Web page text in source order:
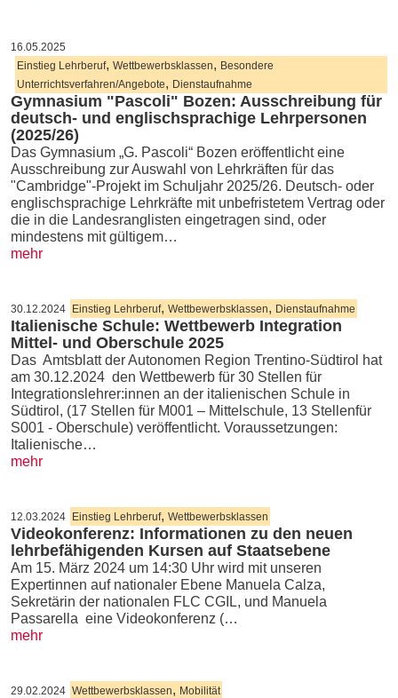
16.05.2025
Einstieg Lehrberuf, Wettbewerbsklassen, Besondere
Unterrichtsverfahren/Angebote, Dienstaufnahme
Gymnasium "Pascoli" Bozen: Ausschreibung für
deutsch- und englischsprachige Lehrpersonen
(2025/26)
Das Gymnasium „G. Pascoli“ Bozen eröffentlicht eine
Ausschreibung zur Auswahl von Lehrkräften für das
"Cambridge"-Projekt im Schuljahr 2025/26. Deutsch- oder
englischsprachige Lehrkräfte mit unbefristetem Vertrag oder
die in die Landesranglisten eingetragen sind, oder
mindestens mit gültigem…
mehr
30.12.2024 Einstieg Lehrberuf, Wettbewerbsklassen, Dienstaufnahme
Italienische Schule: Wettbewerb Integration
Mittel- und Oberschule 2025
Das Amtsblatt der Autonomen Region Trentino-Südtirol hat
am 30.12.2024 den Wettbewerb für 30 Stellen für
Integrationslehrer:innen an der italienischen Schule in
Südtirol, (17 Stellen für M001 – Mittelschule, 13 Stellenfür
S001 - Oberschule) veröffentlicht. Voraussetzungen:
Italienische…
mehr
12.03.2024 Einstieg Lehrberuf, Wettbewerbsklassen
Videokonferenz: Informationen zu den neuen
lehrbefähigenden Kursen auf Staatsebene
Am 15. März 2024 um 14:30 Uhr wird mit unseren
Expertinnen auf nationaler Ebene Manuela Calza,
Sekretärin der nationalen FLC CGIL, und Manuela
Passarella eine Videokonferenz (…
mehr
29.02.2024 Wettbewerbsklassen, Mobilität